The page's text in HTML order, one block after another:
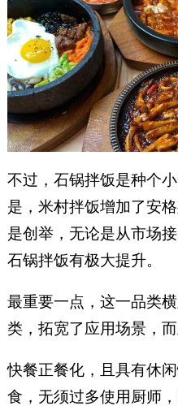
不过，石锅拌饭是种个
是，米村拌饭增加了安
是创举，无论是从市场
石锅拌饭有极大提升。
最重要一点，这一品类横
类，拓宽了应用场景，而
快餐正餐化，且具有休
食，无须过多使用厨师